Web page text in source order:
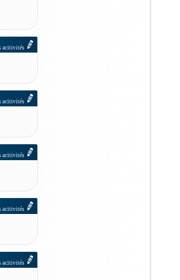
acitivités
acitivités
acitivités
acitivités
acitivités